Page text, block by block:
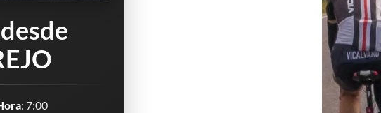
: 7:00